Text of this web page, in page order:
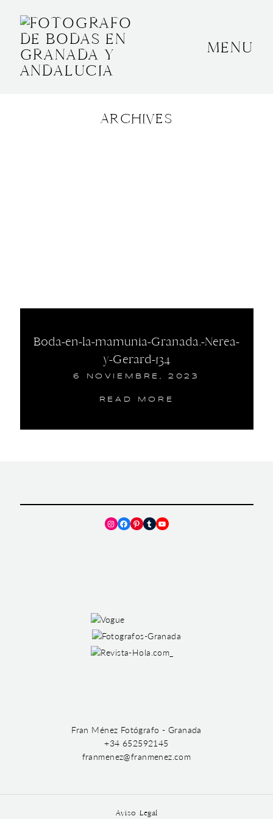
MENU
ARCHIVES
Boda-en-la-mamunia-Granada.-Nerea-
y-Gerard-134
6 NOVIEMBRE, 2023
READ MORE
BODAS
Instagram
Facebook
Pinterest
TumblrYouTube
Fran Ménez Fotógrafo - Granada
+34 652592145
franmenez@franmenez.com
Aviso Legal